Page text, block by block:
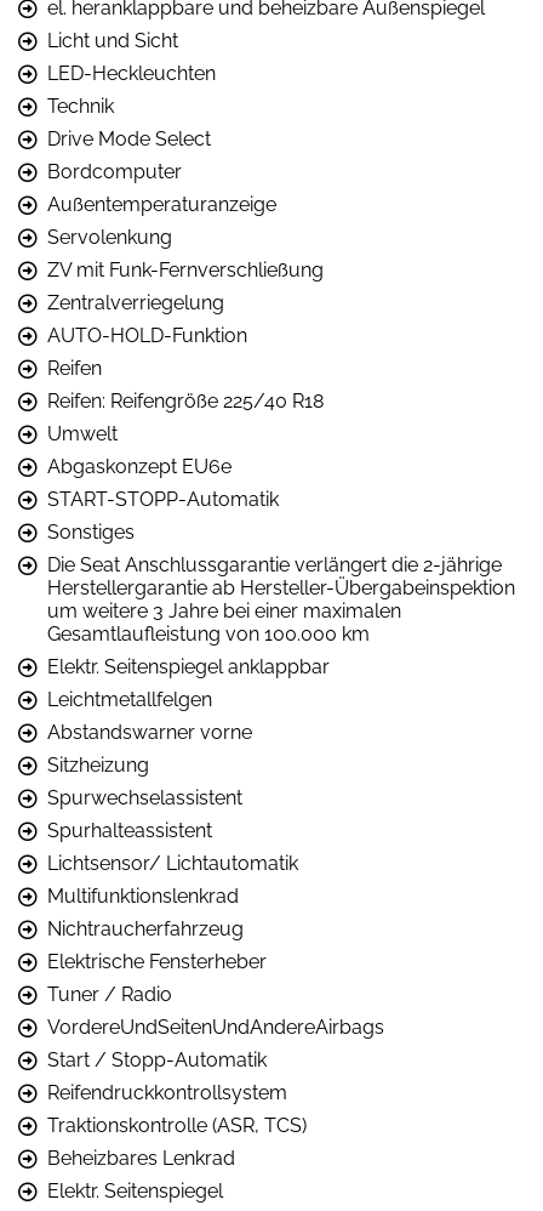
el. heranklappbare und beheizbare Außenspiegel
Licht und Sicht
LED-Heckleuchten
Technik
Drive Mode Select
Bordcomputer
Außentemperaturanzeige
Servolenkung
ZV mit Funk-Fernverschließung
Zentralverriegelung
AUTO-HOLD-Funktion
Reifen
Reifen: Reifengröße 225/40 R18
Umwelt
Abgaskonzept EU6e
START-STOPP-Automatik
Sonstiges
Die Seat Anschlussgarantie verlängert die 2-jährige
Herstellergarantie ab Hersteller-Übergabeinspektion
um weitere 3 Jahre bei einer maximalen
Gesamtlaufleistung von 100.000 km
Elektr. Seitenspiegel anklappbar
Leichtmetallfelgen
Abstandswarner vorne
Sitzheizung
Spurwechselassistent
Spurhalteassistent
Lichtsensor/ Lichtautomatik
Multifunktionslenkrad
Nichtraucherfahrzeug
Elektrische Fensterheber
Tuner / Radio
VordereUndSeitenUndAndereAirbags
Start / Stopp-Automatik
Reifendruckkontrollsystem
Traktionskontrolle (ASR, TCS)
Beheizbares Lenkrad
Elektr. Seitenspiegel